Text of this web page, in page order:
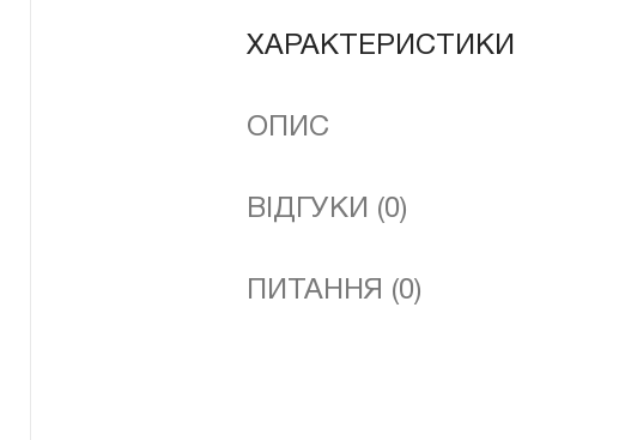
ХАРАКТЕРИСТИКИ
ОПИС
ВІДГУКИ (0)
ПИТАННЯ (0)